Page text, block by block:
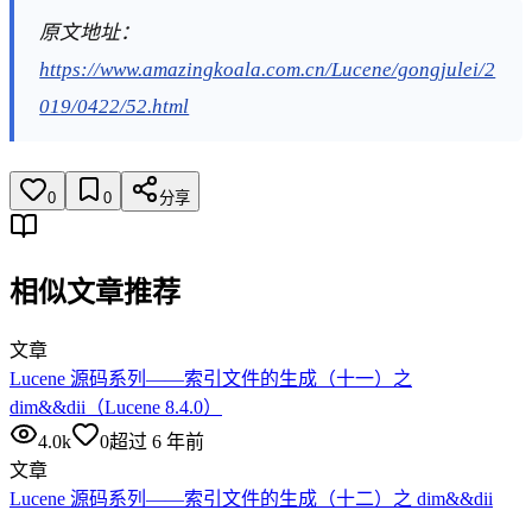
原文地址：
https://www.amazingkoala.com.cn/Lucene/gongjulei/2
019/0422/52.html
0 0 分享
相似文章推荐
文章
Lucene 源码系列——索引文件的生成（十一）之
dim&&dii（Lucene 8.4.0）
4.0k
0超过 6 年前
文章
Lucene 源码系列——索引文件的生成（十二）之 dim&&dii